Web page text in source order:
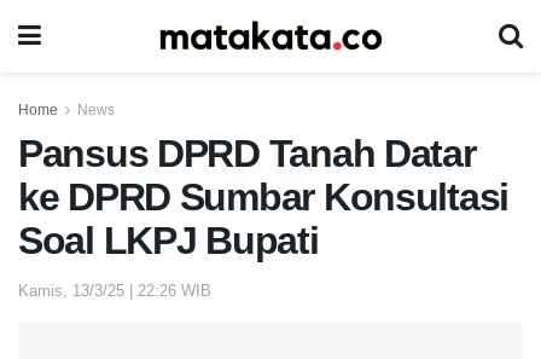
Home News
Pansus DPRD Tanah Datar
ke DPRD Sumbar Konsultasi
Soal LKPJ Bupati
Kamis, 13/3/25 | 22:26 WIB